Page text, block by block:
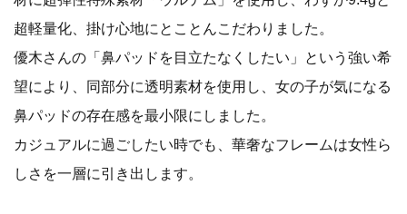
超軽量化、掛け心地にとことんこだわりました。
優木さんの「鼻パッドを目立たなくしたい」という強い希
望により、同部分に透明素材を使用し、女の子が気になる
鼻パッドの存在感を最小限にしました。
カジュアルに過ごしたい時でも、華奢なフレームは女性ら
しさを一層に引き出します。